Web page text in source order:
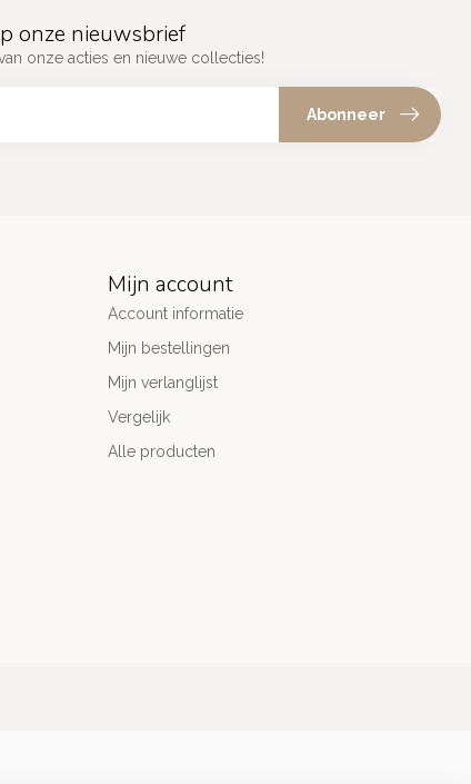
onze nieuwsbrief
onze acties en nieuwe collecties!
Abonneer
Mijn account
Account informatie
Mijn bestellingen
Mijn verlanglijst
Vergelijk
Alle producten